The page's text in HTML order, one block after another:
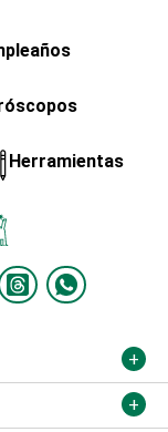
Herramientas